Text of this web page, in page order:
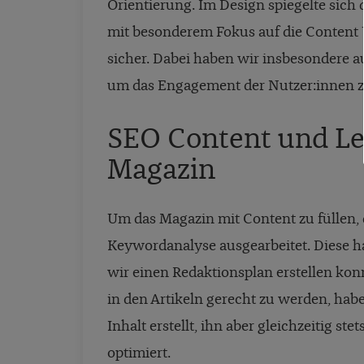
Orientierung. Im Design spiegelte sich
mit besonderem Fokus auf die Content
sicher. Dabei haben wir insbesondere
um das Engagement der Nutzer:innen
SEO Content und
Magazin
Um das Magazin mit Content zu
Keywordanalyse ausgearbeitet. Diese
wir einen Redaktionsplan erstellen
in den Artikeln gerecht zu werden,
Inhalt erstellt, ihn aber gleichzeitig
optimiert.